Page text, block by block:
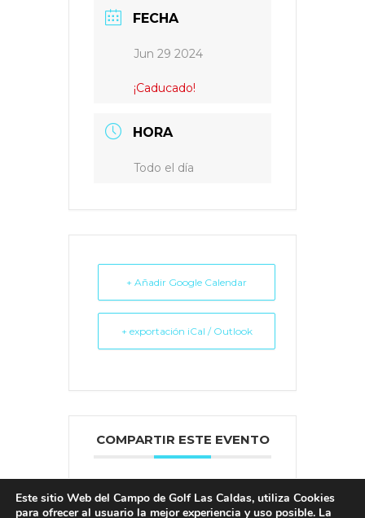
FECHA
Jun 29 2024
¡Caducado!
HORA
Todo el día
+ Añadir Google Calendar
+ exportación iCal / Outlook
COMPARTIR ESTE EVENTO
Este sitio Web del Campo de Golf Las Caldas, utiliza Cookies
para ofrecer al usuario la mejor experiencia y uso posible. La